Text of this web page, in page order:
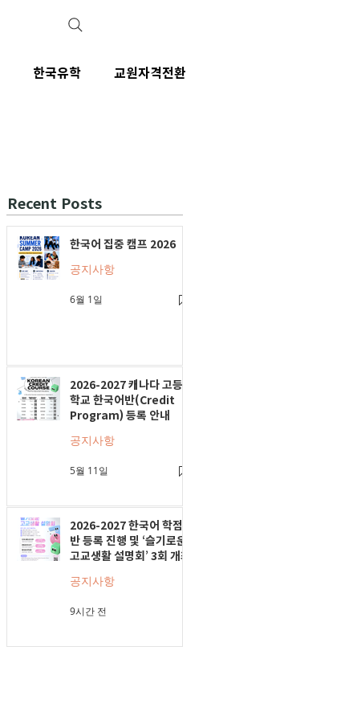
Recent Posts
한국어 집중 캠프 2026
공지사항
6월 1일
2026-2027 캐나다 고등
학교 한국어반(Credit
Program) 등록 안내
공지사항
5월 11일
2026-2027 한국어 학점
반 등록 진행 및 ‘슬기로운
고교생활 설명회’ 3회 개최
공지사항
9시간 전
한국유학 교원자격전환